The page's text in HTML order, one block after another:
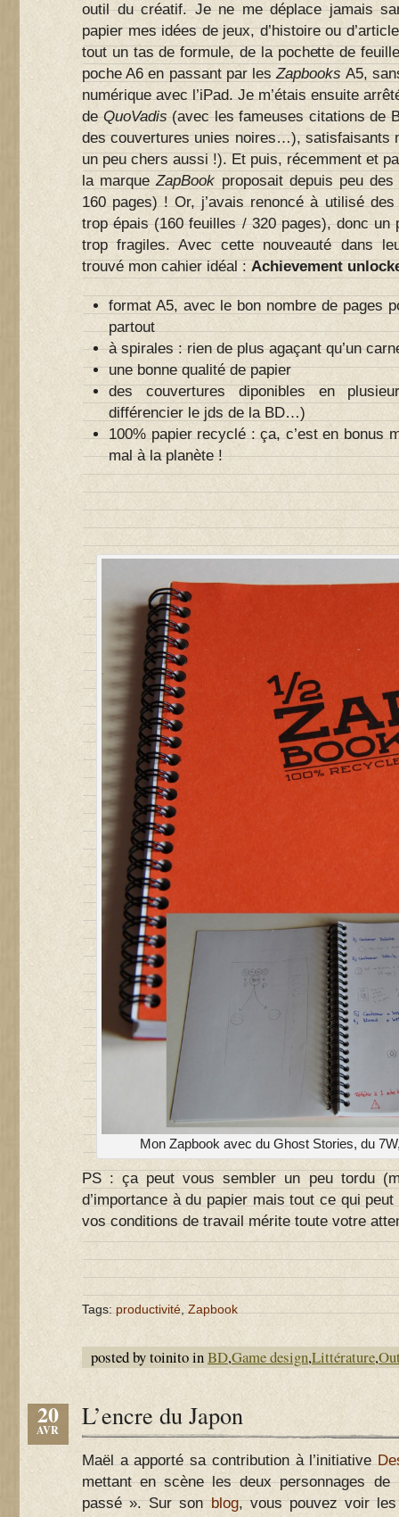
outil du créatif. Je ne me déplace jamais
papier mes idées de jeux, d’histoire ou
tout un tas de formule, de la pochette de
poche A6 en passant par lesZapbooks A5,
numérique avec l’iPad. Je m’étais ensuite
deQuoVadis(avec les fameuses citations de
des couvertures unies noires…), satisfaisants
un peu chers aussi !). Et puis, récemment et
la marqueZapBook proposait depuis peu
160 pages) ! Or, j’avais renoncé à utilisé
trop épais (160 feuilles / 320 pages), donc un
trop fragiles. Avec cette nouveauté dans
trouvé mon cahier idéal :Achievement
format A5, avec le bon nombre de pages
partout
à spirales : rien de plus agaçant qu’un
une bonne qualité de papier
des couvertures diponibles en
différencier le jds de la BD…)
100% papier recyclé : ça, c’est en bonus
mal à la planète !
Mon Zapbook avec du Ghost Stories, du
PS : ça peut vous sembler un peu tordu
d’importance à du papier mais tout ce qui
vos conditions de travail mérite toute votre
Tags: productivité Zapbook
posted by toinito inBD,Game design,Littérature,
20
AVR L’encre du Japon
Maël a apporté sa contribution à l’initiative
mettant en scène les deux personnages de
passé ». Sur sonblog, vous pouvez voir